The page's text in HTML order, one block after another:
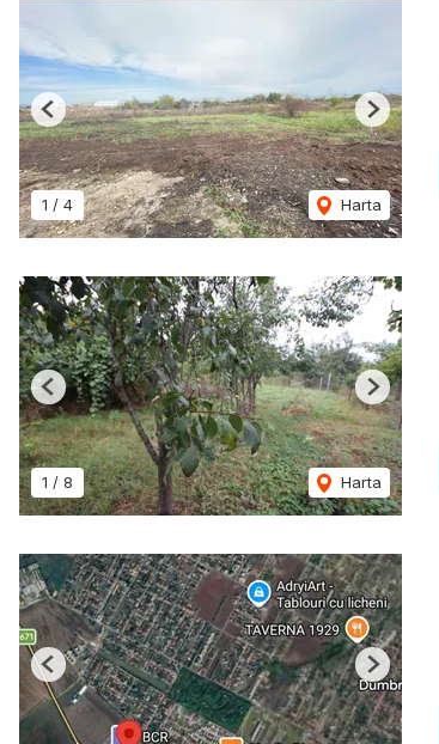
1 / 4 Harta
Previous Next
1 / 8 Harta
Previous Next
Previous Next